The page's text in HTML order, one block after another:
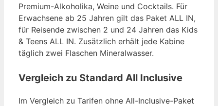
Premium-Alkoholika, Weine und Cocktails. Für
Erwachsene ab 25 Jahren gilt das Paket ALL IN,
für Reisende zwischen 2 und 24 Jahren das Kids
& Teens ALL IN. Zusätzlich erhält jede Kabine
täglich zwei Flaschen Mineralwasser.
Vergleich zu Standard All Inclusive
Im Vergleich zu Tarifen ohne All-Inclusive-Paket